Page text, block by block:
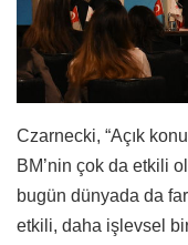
Czarnecki, “Açık
BM’nin çok da etkili
bugün dünyada da
etkili, daha işlevsel